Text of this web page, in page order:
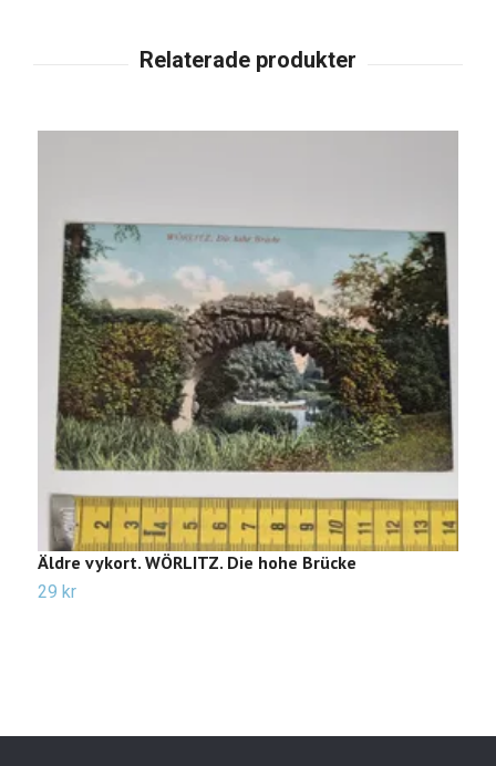
Äldre vykort. WÖRLITZ. Die hohe Brücke
29 kr